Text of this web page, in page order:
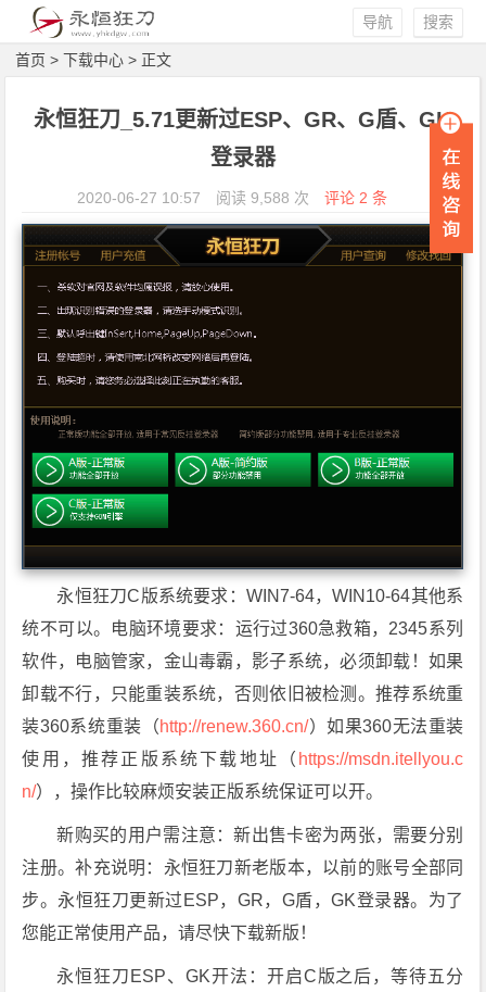
搜索
导航
首页 >下载中心 > 正文
永恒狂刀_5.71更新过ESP、GR、G盾、GK
登录器
2020-06-27 10:57 阅读 9,588 次 评论 2 条
永恒狂刀C版系统要求：WIN7-64，WIN10-64其他系
统不可以。电脑环境要求：运行过360急救箱，2345系列
软件，电脑管家，金山毒霸，影子系统，必须卸载！如果
卸载不行，只能重装系统，否则依旧被检测。推荐系统重
装360系统重装（http://renew.360.cn/）如果360无法重装
使用，推荐正版系统下载地址（ https://msdn.itellyou.c
n/），操作比较麻烦安装正版系统保证可以开。
新购买的用户需注意：新出售卡密为两张，需要分别
注册。补充说明：永恒狂刀新老版本，以前的账号全部同
步。永恒狂刀更新过ESP，GR，G盾，GK登录器。为了
您能正常使用产品，请尽快下载新版！
永恒狂刀ESP、GK开法：开启C版之后，等待五分